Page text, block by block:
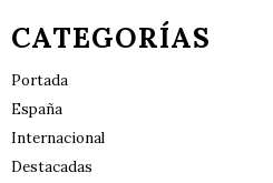
CATEGORÍAS
Portada
España
Internacional
Destacadas